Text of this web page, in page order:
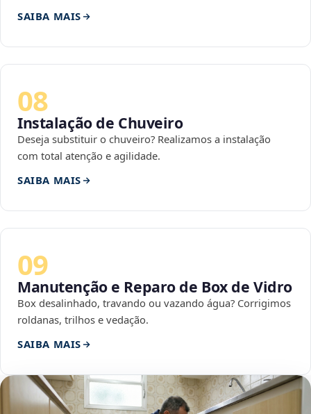
SAIBA MAIS
08
Instalação de Chuveiro
Deseja substituir o chuveiro? Realizamos a instalação
com total atenção e agilidade.
SAIBA MAIS
09
Manutenção e Reparo de Box de Vidro
Box desalinhado, travando ou vazando água? Corrigimos
roldanas, trilhos e vedação.
SAIBA MAIS